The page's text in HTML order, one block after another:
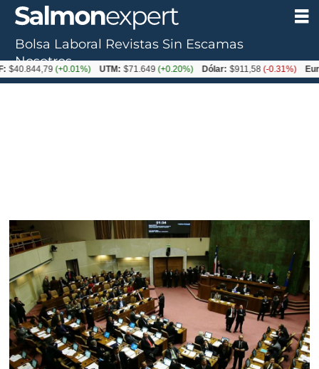
Bolsa Laboral Revistas Sin Escamas
Nosotros
(+0.01%) UTM: $71.649(+0.20%) Dólar: $911,58(-0.31%) Euro: